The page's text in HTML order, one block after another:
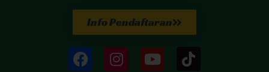
Info Pendaftaran